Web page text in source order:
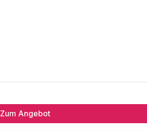
Zum Angebot